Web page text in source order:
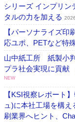
シリーズ インプリ
タルの力を加える
【パーソナライズ
応ユポ、PETなど特
山中紙工所 紙製小
プラ社会実現に貢献
NEW
【KSI視察レポート
ュ)に本社工場を構
刷業界へヒント、